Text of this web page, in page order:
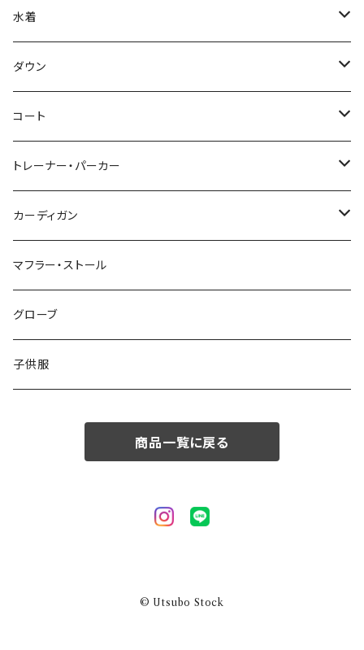
水着
～44/S
46/M
48/L
50/XL～
ダウン
～44/S
46/M
48/L
50/XL～
コート
～44/S
46/M
48/L
50/XL～
トレーナー・パーカー
～44/S
46/M
48/L
50/XL～
カーディガン
～44/S
46/M
48/L
マフラー・ストール
グローブ
子供服
商品一覧に戻る
© Utsubo Stock